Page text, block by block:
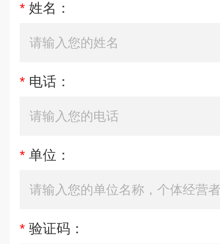
* 姓名：
* 电话：
* 单位：
* 验证码：